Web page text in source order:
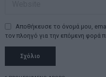
Αποθήκευσε το όνομά μου,
τον πλοηγό για την επόμενη φορά